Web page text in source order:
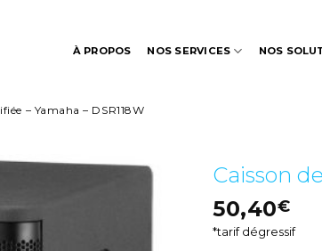
À PROPOS NOS SERVICES NOS
– Yamaha – DSR118W
Caisson
50,40€
*tarif dégressif